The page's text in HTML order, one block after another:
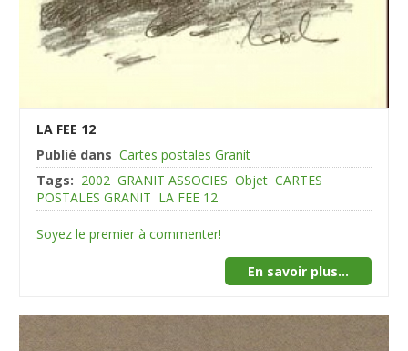
LA FEE 12
Publié dans Cartes postales Granit
Tags: 2002 GRANIT ASSOCIES Objet CARTES
POSTALES GRANIT LA FEE 12
Soyez le premier à commenter!
En savoir plus...